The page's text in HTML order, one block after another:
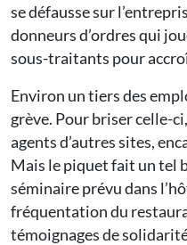
se défausse sur
donneurs d’ordres qui
sous-traitants pour
Environ un tiers des
grève. Pour briser celle-
agents d’autres sites,
Mais le piquet fait un tel
séminaire prévu dans
fréquentation du
témoignages de